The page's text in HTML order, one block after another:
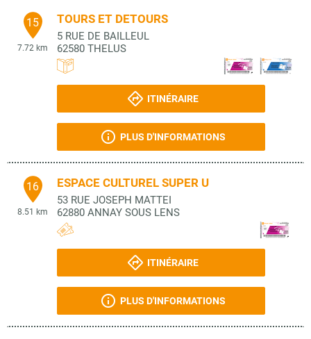
15
7.72 km
TOURS ET DETOURS
5 RUE DE BAILLEUL
62580 THELUS
ITINÉRAIRE
PLUS D'INFORMATIONS
16
8.51 km
ESPACE CULTUREL SUPER U
53 RUE JOSEPH MATTEI
62880 ANNAY SOUS LENS
ITINÉRAIRE
PLUS D'INFORMATIONS